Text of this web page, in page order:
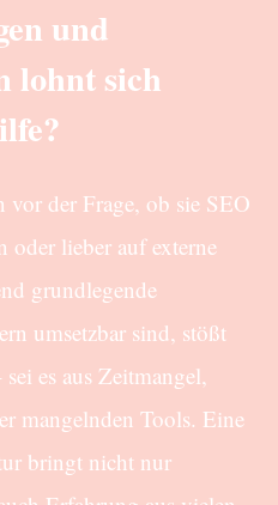
und
lohnt sich
vor der Frage, ob sie SEO
oder lieber auf externe
grundlegende
umsetzbar sind, stößt
es aus Zeitmangel,
mangelnden Tools. Eine
bringt nicht nur